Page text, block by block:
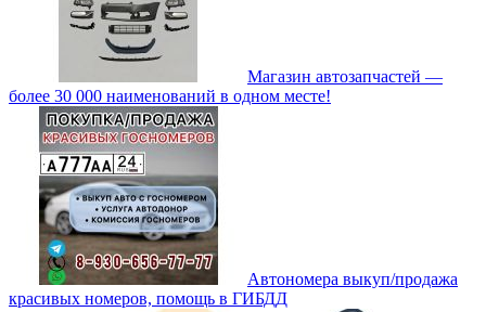
Магазин автозапчастей —
более 30 000 наименований в одном месте!
Автономера выкуп/продажа
красивых номеров, помощь в ГИБДД